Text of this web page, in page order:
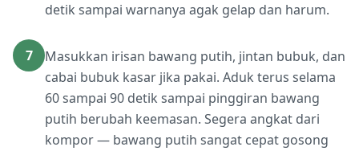
detik sampai warnanya agak gelap dan harum.
7
Masukkan irisan bawang putih, jintan bubuk, dan
cabai bubuk kasar jika pakai. Aduk terus selama
60 sampai 90 detik sampai pinggiran bawang
putih berubah keemasan. Segera angkat dari
kompor — bawang putih sangat cepat gosong